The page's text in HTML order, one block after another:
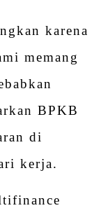
karena
memang
BPKB
di
kerja.